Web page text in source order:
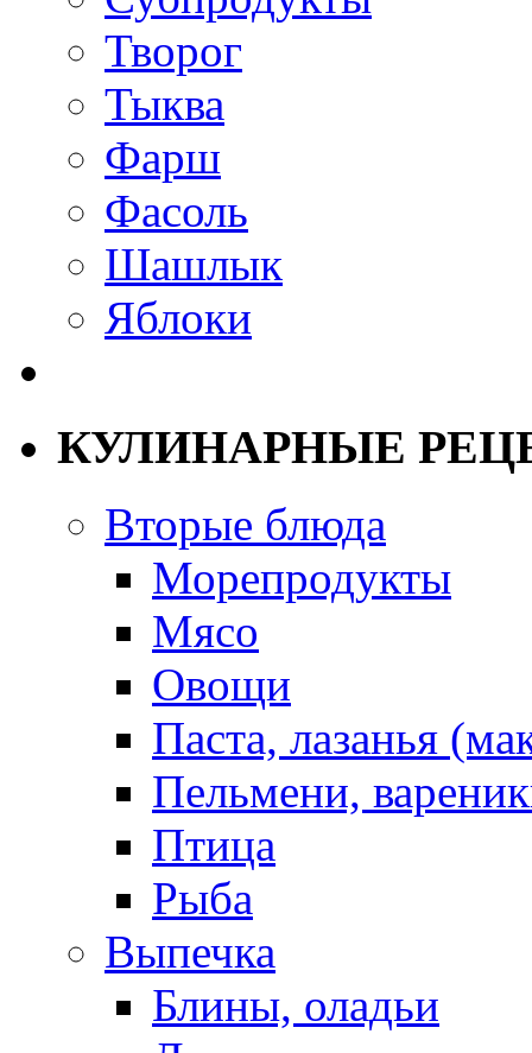
Творог
Тыква
Фарш
Фасоль
Шашлык
Яблоки
КУЛИНАРНЫЕ
Вторые блюда
Морепродукты
Мясо
Овощи
Паста, лазанья
Пельмени,
Птица
Рыба
Выпечка
Блины, оладьи